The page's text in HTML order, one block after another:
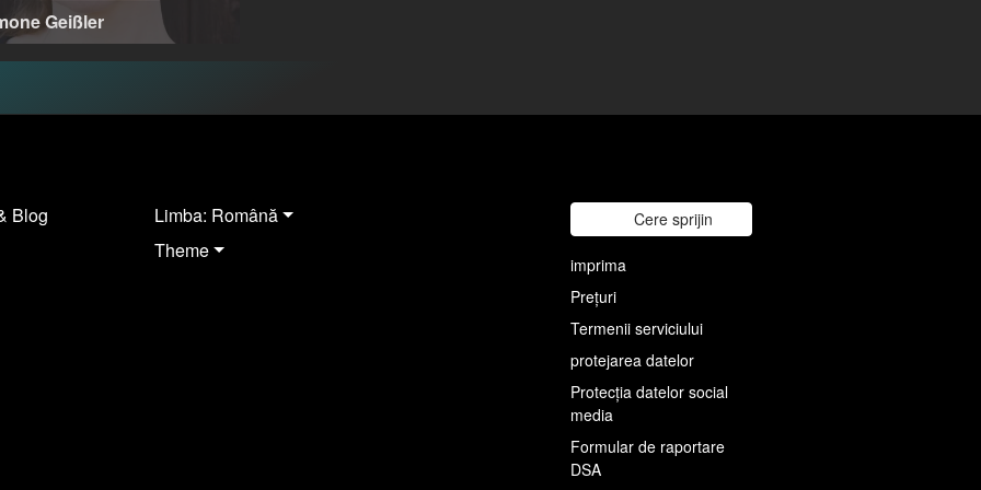
(DE), Wittenberge (DE)
Geißler
Blog
Limba: Română
Theme
Cere sprijin
imprima
Prețuri
Termenii serviciului
protejarea datelor
Protecția datelor social
media
Formular de raportare
DSA